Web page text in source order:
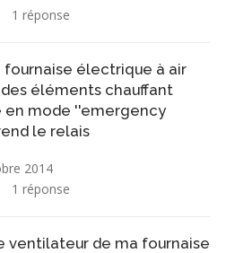
1 réponse
fournaise électrique à air
éléments chauffant
mode ''emergency
le relais
2014
1 réponse
ventilateur de ma fournaise